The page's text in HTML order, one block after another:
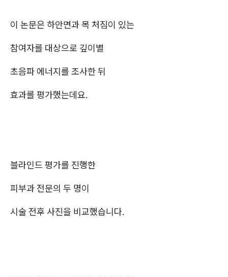
이 논문은 하안면과 목 처짐이 있는
참여자를 대상으로 깊이별
초음파 에너지를 조사한 뒤
효과를 평가했는데요.
블라인드 평가를 진행한
피부과 전문의 두 명이
시술 전후 사진을 비교했습니다.